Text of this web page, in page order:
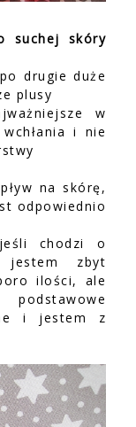
suchej skóry
drugie duże
plusy
w
i nie
na skórę,
odpowiednio
chodzi o
zbyt
ilości, ale
i jestem z